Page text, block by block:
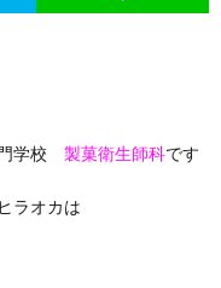
学校 製菓衛生師科です
ラオカは